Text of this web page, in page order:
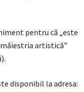
pentru că „este
artistică”
disponibil la adresa: